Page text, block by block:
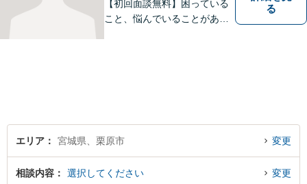
【初回面談無料】困っている
こと、悩んでいることがあっ
応可能】
る
エリア 宮城県、栗原市 変更
相談内容 選択してください 変更